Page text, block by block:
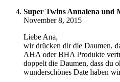
Super Twins Annalena und
November 8, 2015
Liebe Ana,
wir drücken dir die Daumen,
AHA oder BHA Produkte
doppelt die Daumen, dass du
wunderschönes Date haben